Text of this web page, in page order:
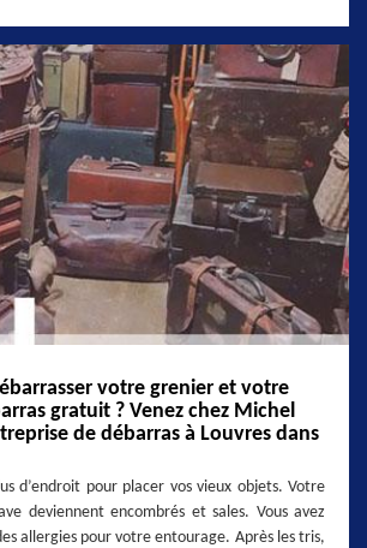
votre grenier et votre
gratuit ? Venez chez Michel
de débarras à Louvres dans
d’endroit pour placer vos vieux objets. Votre
deviennent encombrés et sales. Vous avez
allergies pour votre entourage. Après les tris,